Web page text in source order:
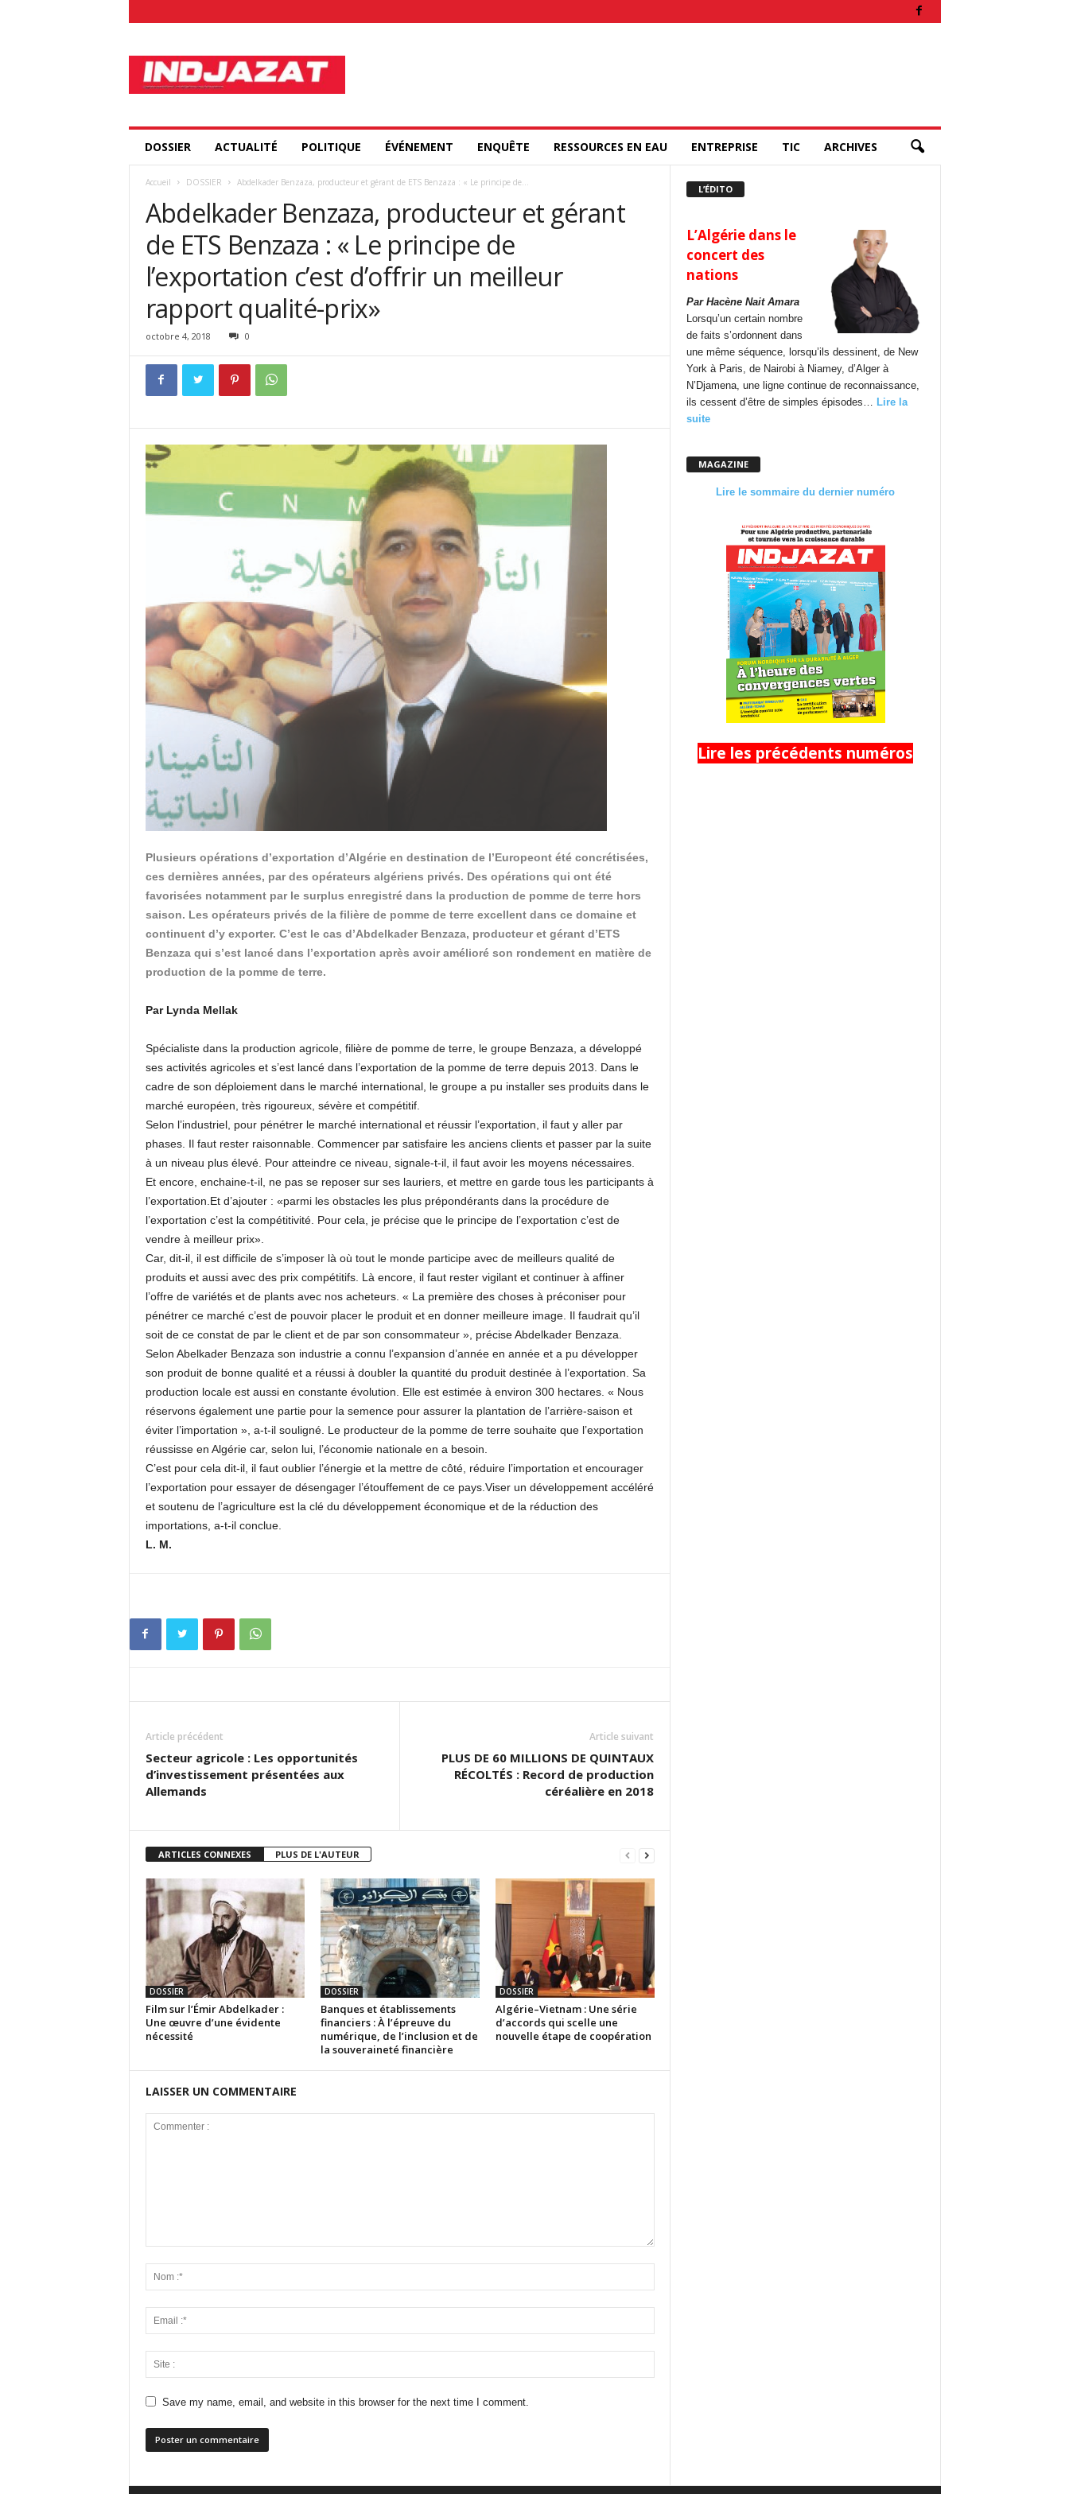
n
DOSSIER ACTUALITÉ POLITIQUE ÉVÉNEMENT ENQUÊTE RESSOURCES EN EAU ENTREPRISE TIC ARCHIVES
Accueil DOSSIER Abdelkader Benzaza, producteur et gérant de ETS Benzaza : « Le principe de...
Abdelkader Benzaza, producteur et gérant
de ETS Benzaza : « Le principe de
l’exportation c’est d’offrir un meilleur
rapport qualité-prix»
octobre 4, 2018 0
Plusieurs opérations d’exportation d’Algérie en destination de l’Europeont été concrétisées,
ces dernières années, par des opérateurs algériens privés. Des opérations qui ont été
favorisées notamment par le surplus enregistré dans la production de pomme de terre hors
saison. Les opérateurs privés de la filière de pomme de terre excellent dans ce domaine et
continuent d’y exporter. C’est le cas d’Abdelkader Benzaza, producteur et gérant d’ETS
Benzaza qui s’est lancé dans l’exportation après avoir amélioré son rondement en matière de
production de la pomme de terre.
Par Lynda Mellak
Spécialiste dans la production agricole, filière de pomme de terre, le groupe Benzaza, a développé
ses activités agricoles et s’est lancé dans l’exportation de la pomme de terre depuis 2013. Dans le
cadre de son déploiement dans le marché international, le groupe a pu installer ses produits dans le
marché européen, très rigoureux, sévère et compétitif.
Selon l’industriel, pour pénétrer le marché international et réussir l’exportation, il faut y aller par
phases. Il faut rester raisonnable. Commencer par satisfaire les anciens clients et passer par la suite
à un niveau plus élevé. Pour atteindre ce niveau, signale-t-il, il faut avoir les moyens nécessaires.
Et encore, enchaine-t-il, ne pas se reposer sur ses lauriers, et mettre en garde tous les participants à
l’exportation.Et d’ajouter : «parmi les obstacles les plus prépondérants dans la procédure de
l’exportation c’est la compétitivité. Pour cela, je précise que le principe de l’exportation c’est de
vendre à meilleur prix».
Car, dit-il, il est difficile de s’imposer là où tout le monde participe avec de meilleurs qualité de
produits et aussi avec des prix compétitifs. Là encore, il faut rester vigilant et continuer à affiner
l’offre de variétés et de plants avec nos acheteurs. « La première des choses à préconiser pour
pénétrer ce marché c’est de pouvoir placer le produit et en donner meilleure image. Il faudrait qu’il
soit de ce constat de par le client et de par son consommateur », précise Abdelkader Benzaza.
Selon Abelkader Benzaza son industrie a connu l’expansion d’année en année et a pu développer
son produit de bonne qualité et a réussi à doubler la quantité du produit destinée à l’exportation. Sa
production locale est aussi en constante évolution. Elle est estimée à environ 300 hectares. « Nous
réservons également une partie pour la semence pour assurer la plantation de l’arrière-saison et
éviter l’importation », a-t-il souligné. Le producteur de la pomme de terre souhaite que l’exportation
réussisse en Algérie car, selon lui, l’économie nationale en a besoin.
C’est pour cela dit-il, il faut oublier l’énergie et la mettre de côté, réduire l’importation et encourager
l’exportation pour essayer de désengager l’étouffement de ce pays.Viser un développement accéléré
et soutenu de l’agriculture est la clé du développement économique et de la réduction des
importations, a-t-il conclue.
L. M.
Article précédent
Secteur agricole : Les opportunités
d’investissement présentées aux
Allemands
Article suivant
PLUS DE 60 MILLIONS DE QUINTAUX
RÉCOLTÉS : Record de production
céréalière en 2018
ARTICLES CONNEXES PLUS DE L'AUTEUR
DOSSIER
Film sur l’Émir Abdelkader :
Une œuvre d’une évidente
nécessité
DOSSIER
Banques et établissements
financiers : À l’épreuve du
numérique, de l’inclusion et de
la souveraineté financière
DOSSIER
Algérie–Vietnam : Une série
d’accords qui scelle une
nouvelle étape de coopération
LAISSER UN COMMENTAIRE
Save my name, email, and website in this browser for the next time I comment.
L’ÉDITO
L’Algérie dans le
concert des
nations
Par Hacène Nait Amara
Lorsqu’un certain nombre
de faits s’ordonnent dans
une même séquence, lorsqu’ils dessinent, de New
York à Paris, de Nairobi à Niamey, d’Alger à
N’Djamena, une ligne continue de reconnaissance,
ils cessent d’être de simples épisodes…
Lire la
suite
MAGAZINE
Lire le sommaire du dernier numéro
Lire les précédents numéros